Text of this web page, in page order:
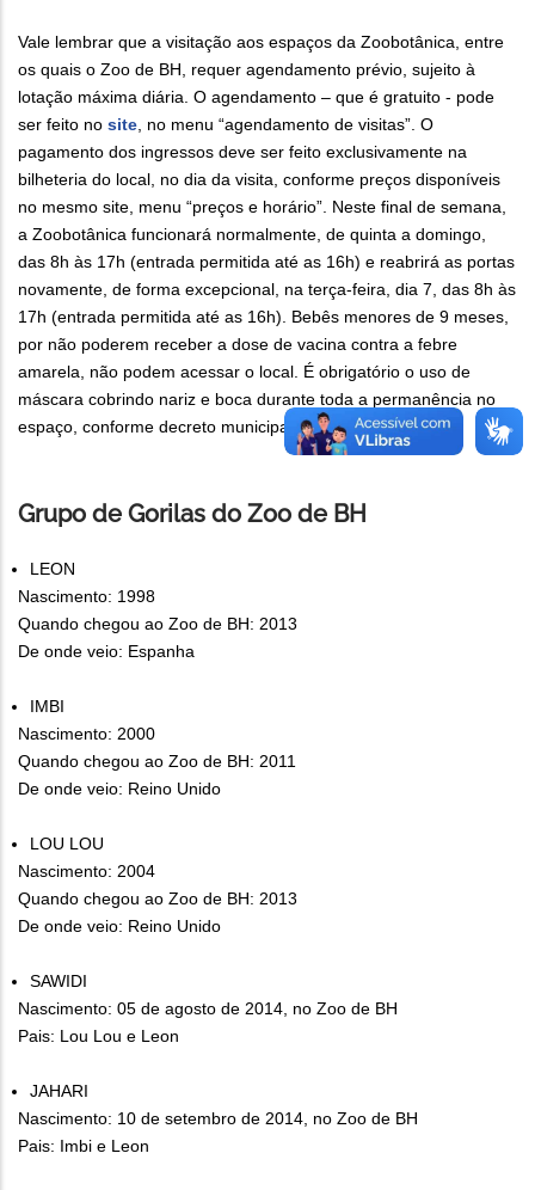
Vale lembrar que a visitação aos espaços da Zoobotânica, entre
os quais o Zoo de BH, requer agendamento prévio, sujeito à
lotação máxima diária. O agendamento – que é gratuito - pode
ser feito no site, no menu “agendamento de visitas”. O
pagamento dos ingressos deve ser feito exclusivamente na
bilheteria do local, no dia da visita, conforme preços disponíveis
no mesmo site, menu “preços e horário”. Neste final de semana,
a Zoobotânica funcionará normalmente, de quinta a domingo,
das 8h às 17h (entrada permitida até as 16h) e reabrirá as portas
novamente, de forma excepcional, na terça-feira, dia 7, das 8h às
17h (entrada permitida até as 16h). Bebês menores de 9 meses,
por não poderem receber a dose de vacina contra a febre
amarela, não podem acessar o local. É obrigatório o uso de
máscara cobrindo nariz e boca durante toda a permanência no
espaço, conforme decreto municipal vigente.
Grupo de Gorilas do Zoo de BH
LEON
Nascimento: 1998
Quando chegou ao Zoo de BH: 2013
De onde veio: Espanha
IMBI
Nascimento: 2000
Quando chegou ao Zoo de BH: 2011
De onde veio: Reino Unido
LOU LOU
Nascimento: 2004
Quando chegou ao Zoo de BH: 2013
De onde veio: Reino Unido
SAWIDI
Nascimento: 05 de agosto de 2014, no Zoo de BH
Pais: Lou Lou e Leon
JAHARI
Nascimento: 10 de setembro de 2014, no Zoo de BH
Pais: Imbi e Leon